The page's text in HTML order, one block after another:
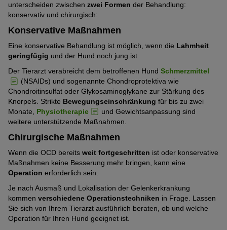
unterscheiden zwischen zwei Formen der Behandlung:
konservativ und chirurgisch:
Konservative Maßnahmen
Eine konservative Behandlung ist möglich, wenn die Lahmheit
geringfügig und der Hund noch jung ist.
Der Tierarzt verabreicht dem betroffenen Hund Schmerzmittel
(NSAIDs) und sogenannte Chondroprotektiva wie
Chondroitinsulfat oder Glykosaminoglykane zur Stärkung des
Knorpels. Strikte Bewegungseinschränkung für bis zu zwei
Monate, Physiotherapie
und Gewichtsanpassung sind
weitere unterstützende Maßnahmen.
Chirurgische Maßnahmen
Wenn die OCD bereits weit fortgeschritten ist oder konservative
Maßnahmen keine Besserung mehr bringen, kann eine
Operation erforderlich sein.
Je nach Ausmaß und Lokalisation der Gelenkerkrankung
kommen verschiedene Operationstechniken in Frage. Lassen
Sie sich von Ihrem Tierarzt ausführlich beraten, ob und welche
Operation für Ihren Hund geeignet ist.